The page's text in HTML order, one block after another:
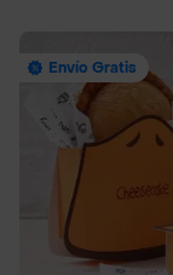
Envío Gratis